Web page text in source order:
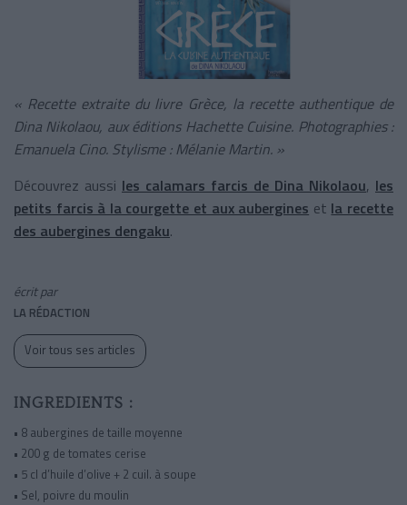
« Recette extraite du livre Grèce, la recette authentique de
Dina Nikolaou, aux éditions Hachette Cuisine. Photographies :
Emanuela Cino. Stylisme : Mélanie Martin. »
Découvrez aussi les calamars farcis de Dina Nikolaou, les
petits farcis à la courgette et aux aubergines et la recette
des aubergines dengaku.
écrit par
LA RÉDACTION
Voir tous ses articles
INGREDIENTS :
• 8 aubergines de taille moyenne
• 200 g de tomates cerise
• 5 cl d’huile d’olive + 2 cuil. à soupe
• Sel, poivre du moulin